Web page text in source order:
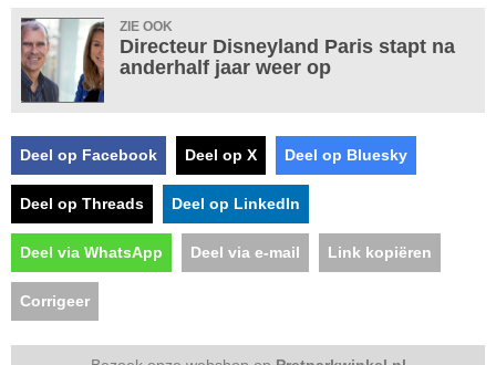
ZIE OOK
Directeur Disneyland Paris stapt na
anderhalf jaar weer op
Deel op Facebook Deel op X Deel op Bluesky
Deel op Threads Deel op LinkedIn
Deel via WhatsApp Deel via e-mail Link kopiëren
Corrigeer